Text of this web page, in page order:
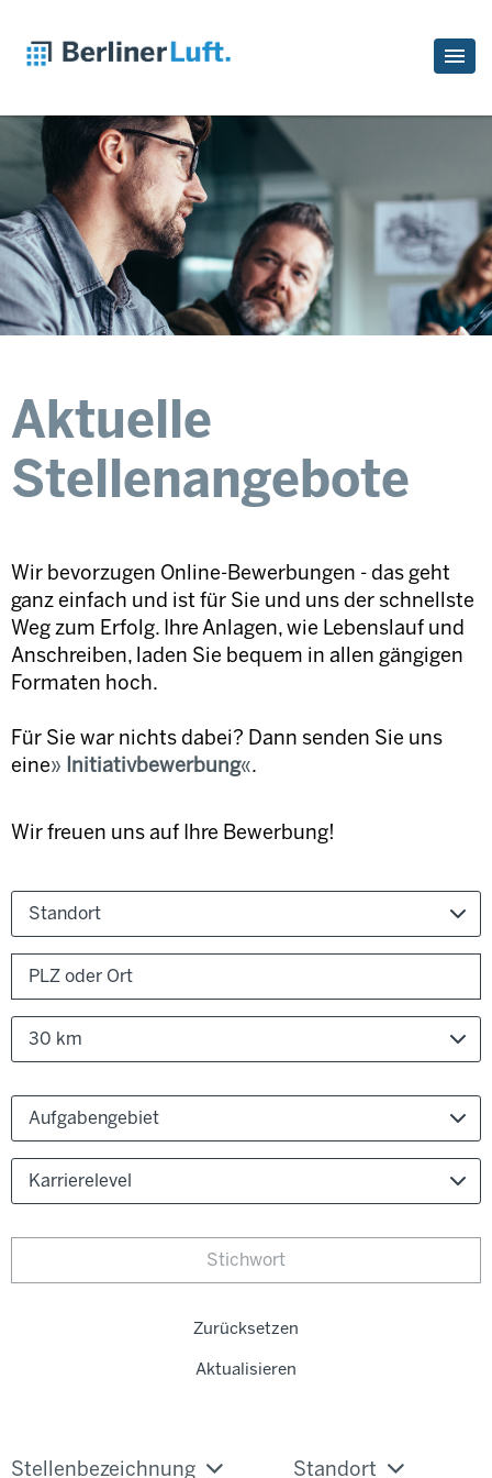
Aktuelle
Stellenangebote
Wir bevorzugen Online-Bewerbungen - das geht
ganz einfach und ist für Sie und uns der schnellste
Weg zum Erfolg. Ihre Anlagen, wie Lebenslauf und
Anschreiben, laden Sie bequem in allen gängigen
Formaten hoch.
Für Sie war nichts dabei? Dann senden Sie uns
eine
Initiativbewerbung .
Wir freuen uns auf Ihre Bewerbung!
Standort
30 km
Aufgabengebiet
Karrierelevel
Zurücksetzen
Aktualisieren
Stellenbezeichnung Standort